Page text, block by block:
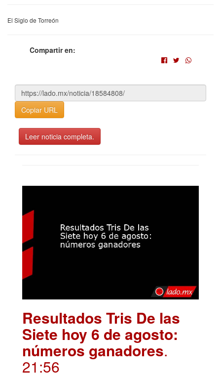
El Siglo de Torreón
Compartir en:
Copiar URL
Leer noticia completa.
Resultados Tris De las
Siete hoy 6 de agosto:
números ganadores.
21:56